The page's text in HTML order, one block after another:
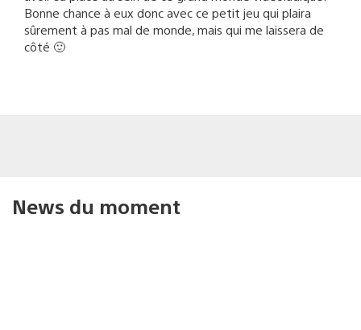
Bonne chance à eux donc avec ce petit jeu qui plaira
sûrement à pas mal de monde, mais qui me laissera de
côté 🙂
News du moment